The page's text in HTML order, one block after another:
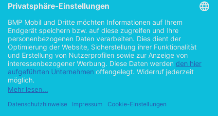
von Alexander Mösinger (Autor:in)
©2013 Bachelorarbeit 44 Seiten
Hilfe/FAQ
Impressum
Datenschutz
AGB
Vertrag widerrufen
Zur Desktop-Version
Copyright ©Imprint in der Bedey & Thoms Media GmbH
Cookie-Einstellungen